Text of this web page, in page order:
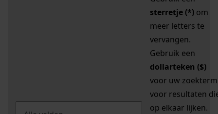
sterretje (*) om
meer letters te
vervangen.
Gebruik een
dollarteken ($)
voor uw zoekterm
voor resultaten
op elkaar lijken.